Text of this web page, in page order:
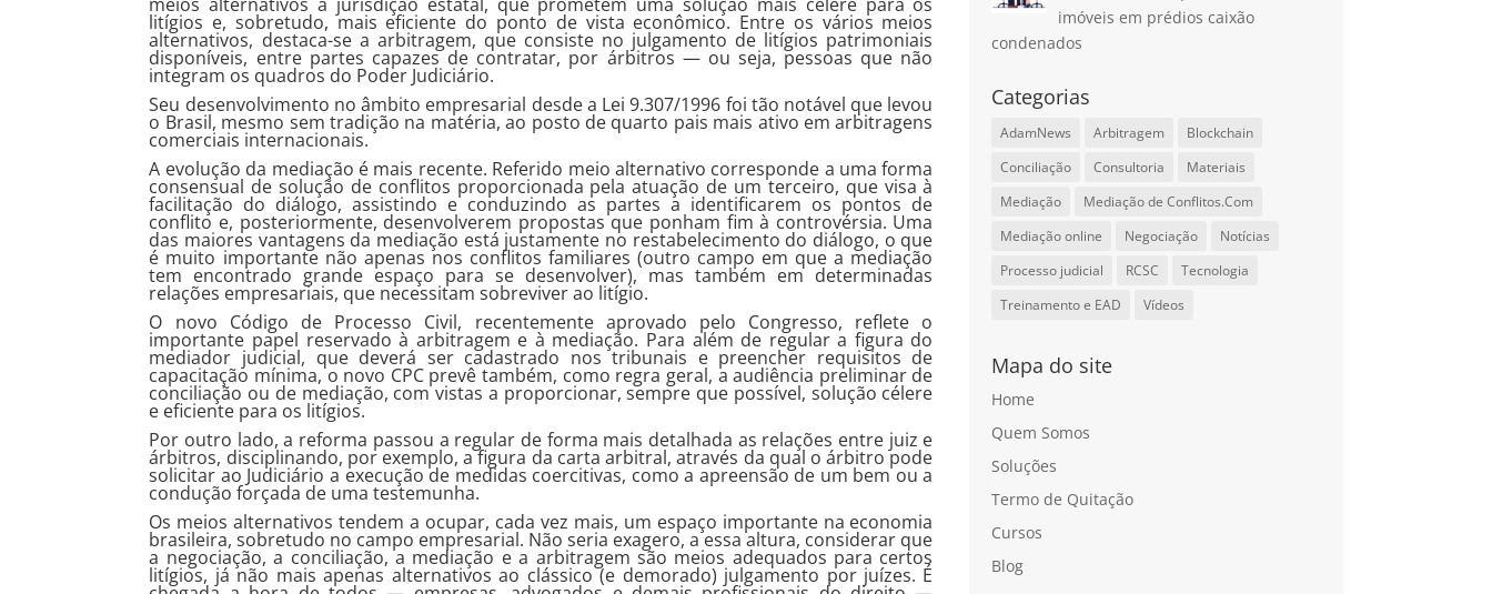
litígios e, sobretudo, mais eficiente do ponto de vista econômico. Entre os vários meios
alternativos, destaca-se a arbitragem, que consiste no julgamento de litígios patrimoniais
disponíveis, entre partes capazes de contratar, por árbitros — ou seja, pessoas que não
integram os quadros do Poder Judiciário.
Seu desenvolvimento no âmbito empresarial desde a Lei 9.307/1996 foi tão notável que levou
o Brasil, mesmo sem tradição na matéria, ao posto de quarto pais mais ativo em arbitragens
comerciais internacionais.
A evolução da mediação é mais recente. Referido meio alternativo corresponde a uma forma
consensual de solução de conflitos proporcionada pela atuação de um terceiro, que visa à
facilitação do diálogo, assistindo e conduzindo as partes a identificarem os pontos de
conflito e, posteriormente, desenvolverem propostas que ponham fim à controvérsia. Uma
das maiores vantagens da mediação está justamente no restabelecimento do diálogo, o que
é muito importante não apenas nos conflitos familiares (outro campo em que a mediação
tem encontrado grande espaço para se desenvolver), mas também em determinadas
relações empresariais, que necessitam sobreviver ao litígio.
O novo Código de Processo Civil, recentemente aprovado pelo Congresso, reflete o
importante papel reservado à arbitragem e à mediação. Para além de regular a figura do
mediador judicial, que deverá ser cadastrado nos tribunais e preencher requisitos de
capacitação mínima, o novo CPC prevê também, como regra geral, a audiência preliminar de
conciliação ou de mediação, com vistas a proporcionar, sempre que possível, solução célere
e eficiente para os litígios.
Por outro lado, a reforma passou a regular de forma mais detalhada as relações entre juiz e
árbitros, disciplinando, por exemplo, a figura da carta arbitral, através da qual o árbitro pode
solicitar ao Judiciário a execução de medidas coercitivas, como a apreensão de um bem ou a
condução forçada de uma testemunha.
Os meios alternativos tendem a ocupar, cada vez mais, um espaço importante na economia
brasileira, sobretudo no campo empresarial. Não seria exagero, a essa altura, considerar que
a negociação, a conciliação, a mediação e a arbitragem são meios adequados para certos
litígios, já não mais apenas alternativos ao clássico (e demorado) julgamento por juízes. É
imóveis em prédios caixão
condenados
Categorias
AdamNews Arbitragem
Blockchain
Conciliação
Consultoria
Materiais
Mediação
Mediação de Conflitos.Com
Mediação online
Negociação
Notícias
Processo judicial
RCSC
Tecnologia
Treinamento e EAD
Vídeos
Mapa do site
Home
Quem Somos
Soluções
Termo de Quitação
Cursos
Blog